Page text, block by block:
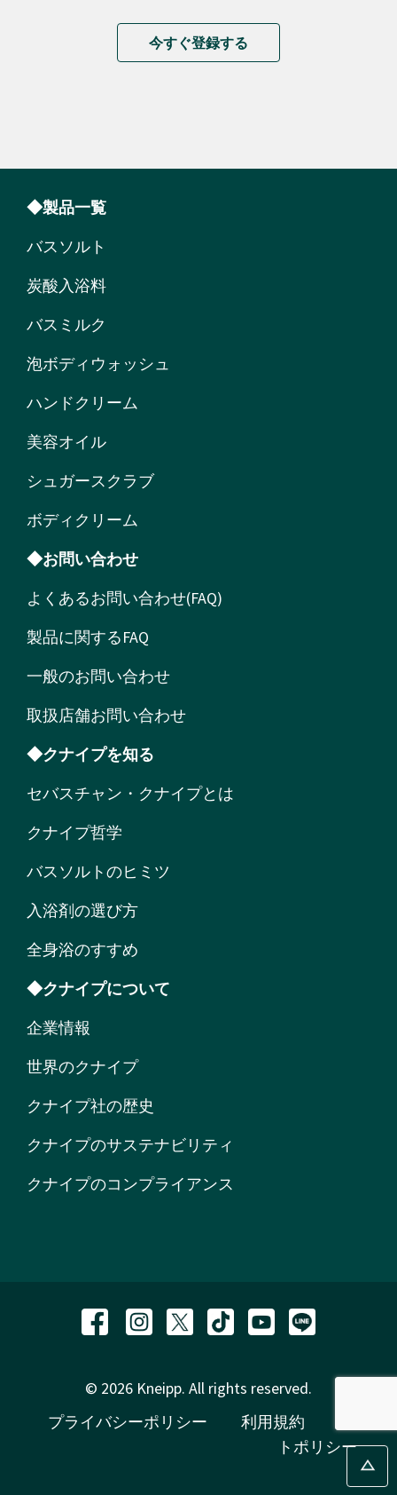
今すぐ登録する
◆製品一覧
バスソルト
炭酸入浴料
バスミルク
泡ボディウォッシュ
ハンドクリーム
美容オイル
シュガースクラブ
ボディクリーム
◆お問い合わせ
よくあるお問い合わせ(FAQ)
製品に関するFAQ
一般のお問い合わせ
取扱店舗お問い合わせ
◆クナイプを知る
セバスチャン・クナイプとは
クナイプ哲学
バスソルトのヒミツ
入浴剤の選び方
全身浴のすすめ
◆クナイプについて
企業情報
世界のクナイプ
クナイプ社の歴史
クナイプのサステナビリティ
クナイプのコンプライアンス
© 2026 Kneipp. All rights reserved.
プライバシーポリシー
利用規約
トポリシー